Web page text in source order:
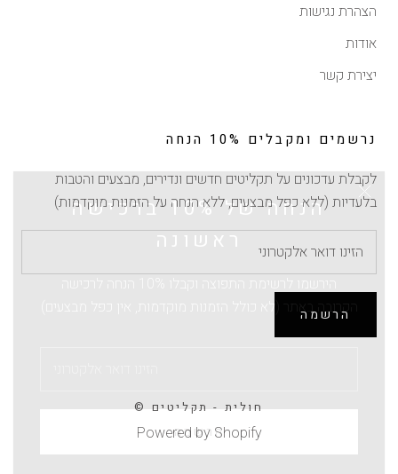
הנחה של 10% ברכישה
ראשונה
הקרובה באתר (לא כולל הזמנות מוקדמות, אין כפל מבצעים)
הרשמה
הצהרת נגישות
אודות
יצירת קשר
נרשמים ומקבלים 10% הנחה
לקבלת עדכונים על תקליטים חדשים ונדירים, מבצעים והטבות
בלעדיות (ללא כפל מבצעים, ללא הנחה על הזמנות מוקדמות)
הרשמה
© חולית - תקליטים
Powered by Shopify